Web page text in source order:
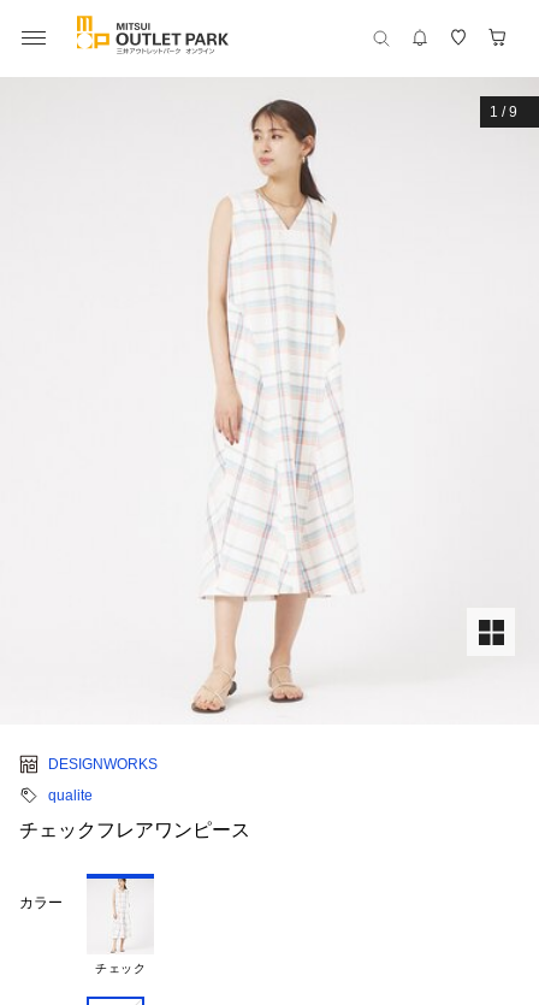
1 /9
DESIGNWORKS
qualite
チェックフレアワンピース
カラー
チェック